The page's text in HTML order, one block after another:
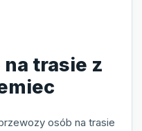
trasie z
osób na trasie